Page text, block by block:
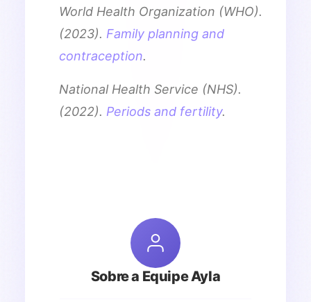
World Health Organization (WHO).
(2023). Family planning and
contraception.
National Health Service (NHS).
(2022). Periods and fertility.
Sobre a Equipe Ayla